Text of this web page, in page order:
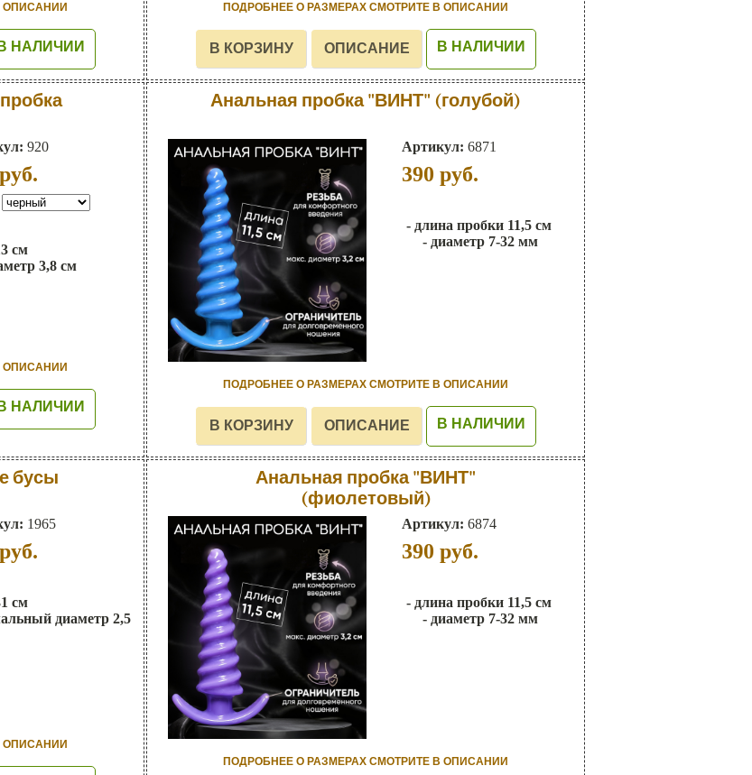
ОПИСАНИИ
В НАЛИЧИИ
ПОДРОБНЕЕ О РАЗМЕРАХ СМОТРИТЕ В ОПИСАНИИ
В НАЛИЧИИ
920
руб.
см
3,8 см
ОПИСАНИИ
В НАЛИЧИИ
Анальная пробка "ВИНТ" (голубой)
Артикул: 6871
390 руб.
- длина пробки 11,5 см
- диаметр 7-32 мм
ПОДРОБНЕЕ О РАЗМЕРАХ СМОТРИТЕ В ОПИСАНИИ
В НАЛИЧИИ
бусы
1965
руб.
см
диаметр 2,5
ОПИСАНИИ
Анальная пробка "ВИНТ"
(фиолетовый)
Артикул: 6874
390 руб.
- длина пробки 11,5 см
- диаметр 7-32 мм
ПОДРОБНЕЕ О РАЗМЕРАХ СМОТРИТЕ В ОПИСАНИИ